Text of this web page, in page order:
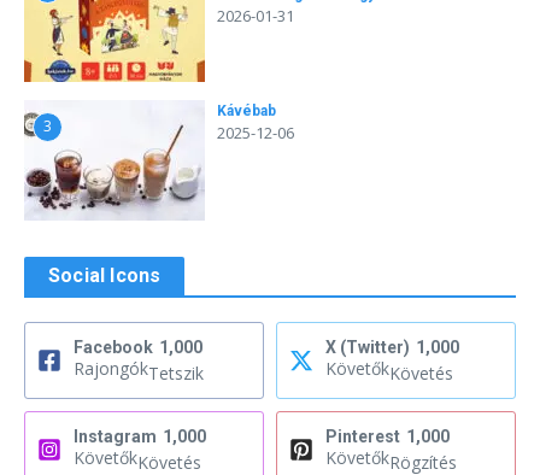
2026-01-31
3
Kávébab
2025-12-06
Social Icons
Facebook 1,000
RajongókTetszik
X (Twitter) 1,000
KövetőkKövetés
Instagram 1,000
KövetőkKövetés
Pinterest 1,000
KövetőkRögzítés